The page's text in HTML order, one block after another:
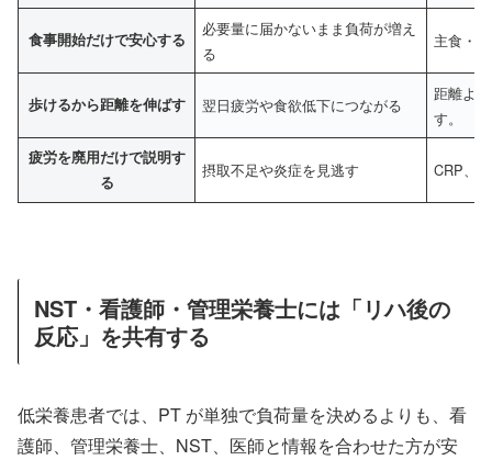
食事開始だけで安心する
必要量に届かないまま負荷が増え
る
主食・
歩けるから距離を伸ばす 翌日疲労や食欲低下につながる
距離よ
す。
疲労を廃用だけで説明す
る
摂取不足や炎症を見逃す CRP、
NST・看護師・管理栄養士には「リハ後の
反応」を共有する
低栄養患者では、PT が単独で負荷量を決めるよりも、看
護師、管理栄養士、NST、医師と情報を合わせた方が安